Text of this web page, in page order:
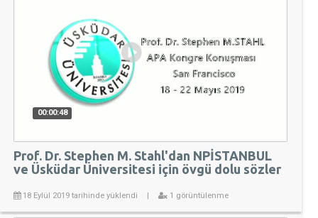
00:00:48
Prof. Dr. Stephen M. Stahl'dan NPİSTANBUL
ve Üsküdar Üniversitesi için övgü dolu sözler
18 Eylül 2019 tarihinde yüklendi | 1 görüntülenme